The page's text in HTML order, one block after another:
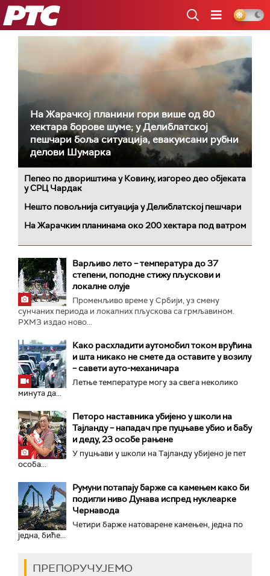
РТС
На Жарачкој планини гори више од 80
хектара борове шуме; у Делиблатској
пешчари боља ситуација, евакуисани рубни
делови Шумарка
Пепео по двориштима у Ковину, изгорео део објеката
у СРЦ Чардак
Нешто повољнија ситуација у Делиблатској пешчари
На Жарачким планинама око 200 хектара под ватром
Варљиво лето – температура до 37
степени, поподне стижу пљускови и
локалне олује
Променљиво време у Србији, уз смену
сунчаних периода и локалних пљускова са грмљавином.
РХМЗ издао ново...
Како расхладити аутомобил током врућина
и шта никако не смете да оставите у возилу
– савети ауто-механичара
Летње температуре могу за свега неколико
минута да...
Петоро наставника убијено у школи на
Тајланду – нападач пре пуцњаве убио и бабу
и деду, 23 особе рањене
У пуцњави у школи на Тајланду убијено је пет
особа...
Румуни потапају барже са камењем како би
подигли ниво Дунава испред нуклеарке
Чернавода
Четири барже натоварене камењен, једна по
једна, биће...
ПРЕПОРУЧУЈЕМО